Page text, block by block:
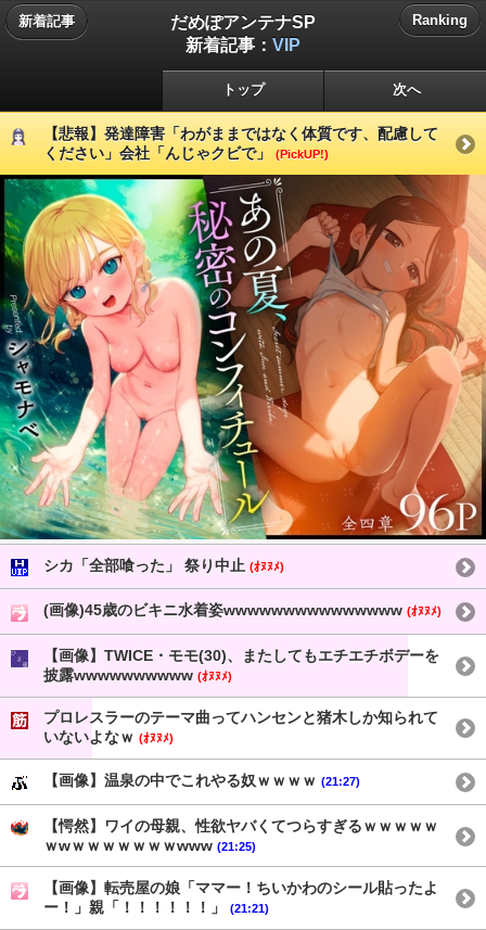
新着記事
だめぽアンテナSP
新着記事： VIP
Ranking
トップ 次へ
【悲報】発達障害「わがままではなく体質です、配慮して
ください」会社「んじゃクビで」
(PickUP!)
シカ「全部喰った」 祭り中止 (ｵﾇﾇﾒ)
(画像)45歳のビキニ水着姿wwwwwwwwwwwwwww (ｵﾇﾇﾒ)
【画像】TWICE・モモ(30)、またしてもエチエチボデーを
披露wwwwwwwwww (ｵﾇﾇﾒ)
プロレスラーのテーマ曲ってハンセンと猪木しか知られて
いないよなｗ (ｵﾇﾇﾒ)
【画像】温泉の中でこれやる奴ｗｗｗｗ (21:27)
【愕然】ワイの母親、性欲ヤバくてつらすぎるｗｗｗｗｗ
ｗwｗｗｗｗｗｗｗwww (21:25)
【画像】転売屋の娘「ママー！ちいかわのシール貼ったよ
ー！」親「！！！！！！」
(21:21)